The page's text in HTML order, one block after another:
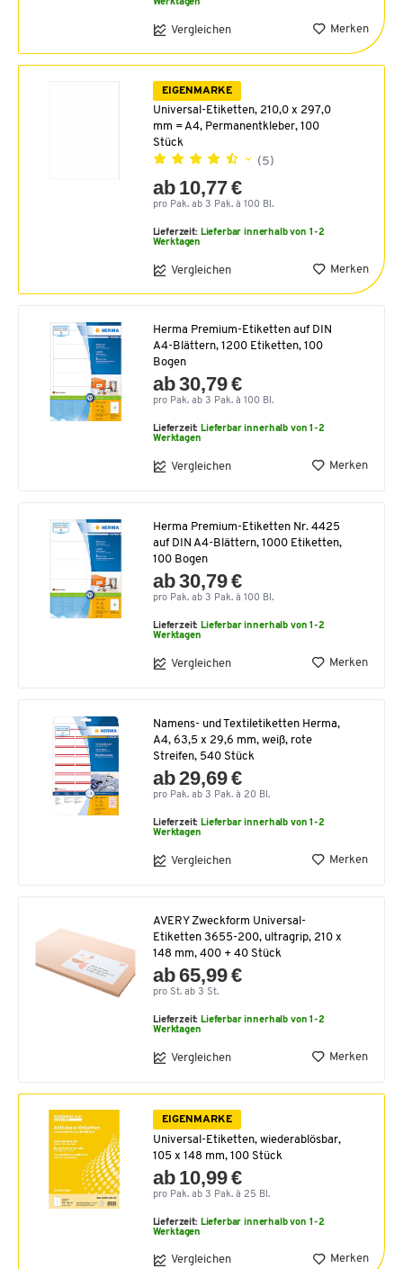
Werktagen
Vergleichen Merken
EIGENMARKE
Universal-Etiketten, 210,0 x 297,0
mm = A4, Permanentkleber, 100
Stück
(5)
ab 10,77 €
pro Pak. ab 3 Pak. à 100 Bl.
Lieferzeit: Lieferbar innerhalb von 1-2
Werktagen
Vergleichen Merken
Herma Premium-Etiketten auf DIN
A4-Blättern, 1200 Etiketten, 100
Bogen
ab 30,79 €
pro Pak. ab 3 Pak. à 100 Bl.
Lieferzeit:Lieferbar innerhalb von 1-2
Werktagen
Vergleichen Merken
Herma Premium-Etiketten Nr. 4425
auf DIN A4-Blättern, 1000 Etiketten,
100 Bogen
ab 30,79 €
pro Pak. ab 3 Pak. à 100 Bl.
Lieferzeit:Lieferbar innerhalb von 1-2
Werktagen
Vergleichen Merken
Namens- und Textiletiketten Herma,
A4, 63,5 x 29,6 mm, weiß, rote
Streifen, 540 Stück
ab 29,69 €
pro Pak. ab 3 Pak. à 20 Bl.
Lieferzeit:Lieferbar innerhalb von 1-2
Werktagen
Vergleichen Merken
AVERY Zweckform Universal-
Etiketten 3655-200, ultragrip, 210 x
148 mm, 400 + 40 Stück
ab 65,99 €
pro St. ab 3 St.
Lieferzeit:Lieferbar innerhalb von 1-2
Werktagen
Vergleichen Merken
EIGENMARKE
Universal-Etiketten, wiederablösbar,
105 x 148 mm, 100 Stück
ab 10,99 €
pro Pak. ab 3 Pak. à 25 Bl.
Lieferzeit: Lieferbar innerhalb von 1-2
Werktagen
Vergleichen Merken